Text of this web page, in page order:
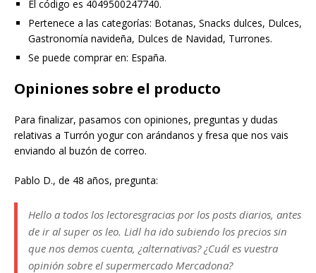
El código es 4049500247740.
Pertenece a las categorías: Botanas, Snacks dulces, Dulces,
Gastronomía navideña, Dulces de Navidad, Turrones.
Se puede comprar en: España.
Opiniones sobre el producto
Para finalizar, pasamos con opiniones, preguntas y dudas
relativas a Turrón yogur con arándanos y fresa que nos vais
enviando al buzón de correo.
Pablo D., de 48 años, pregunta:
Hello a todos los lectoresgracias por los posts diarios, antes
de ir al super os leo. Lidl ha ido subiendo los precios sin
que nos demos cuenta, ¿alternativas? ¿Cuál es vuestra
opinión sobre el supermercado Mercadona?